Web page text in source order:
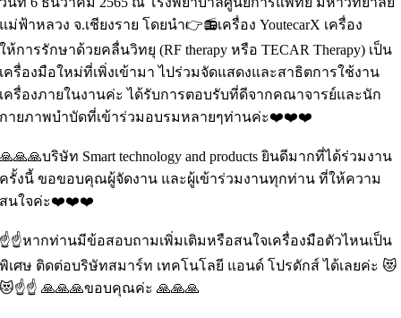
แม่ฟ้าหลวง จ.เชียงราย โดยนำ👉📻เครื่อง YoutecarX เครื่อง
ให้การรักษาด้วยคลื่นวิทยุ (RF therapy หรือ TECAR Therapy) เป็น
เครื่องมือใหม่ที่เพิ่งเข้ามา ไปร่วมจัดแสดงและสาธิตการใช้งาน
เครื่องภายในงานค่ะ ได้รับการตอบรับที่ดีจากคณาจารย์และนัก
กายภาพบำบัดที่เข้าร่วมอบรมหลายๆท่านค่ะ❤️❤️❤️
🙏🙏🙏บริษัท Smart technology and products ยินดีมากที่ได้ร่วมงาน
ครั้งนี้ ขอขอบคุณผู้จัดงาน และผู้เข้าร่วมงานทุกท่าน ที่ให้ความ
สนใจค่ะ❤️❤️❤️
☝️☝️หากท่านมีข้อสอบถามเพิ่มเติมหรือสนใจเครื่องมือตัวไหนเป็น
พิเศษ ติดต่อบริษัทสมาร์ท เทคโนโลยี แอนด์ โปรดักส์ ได้เลยค่ะ 😻
😻☝️☝️ 🙏🙏🙏ขอบคุณค่ะ 🙏🙏🙏